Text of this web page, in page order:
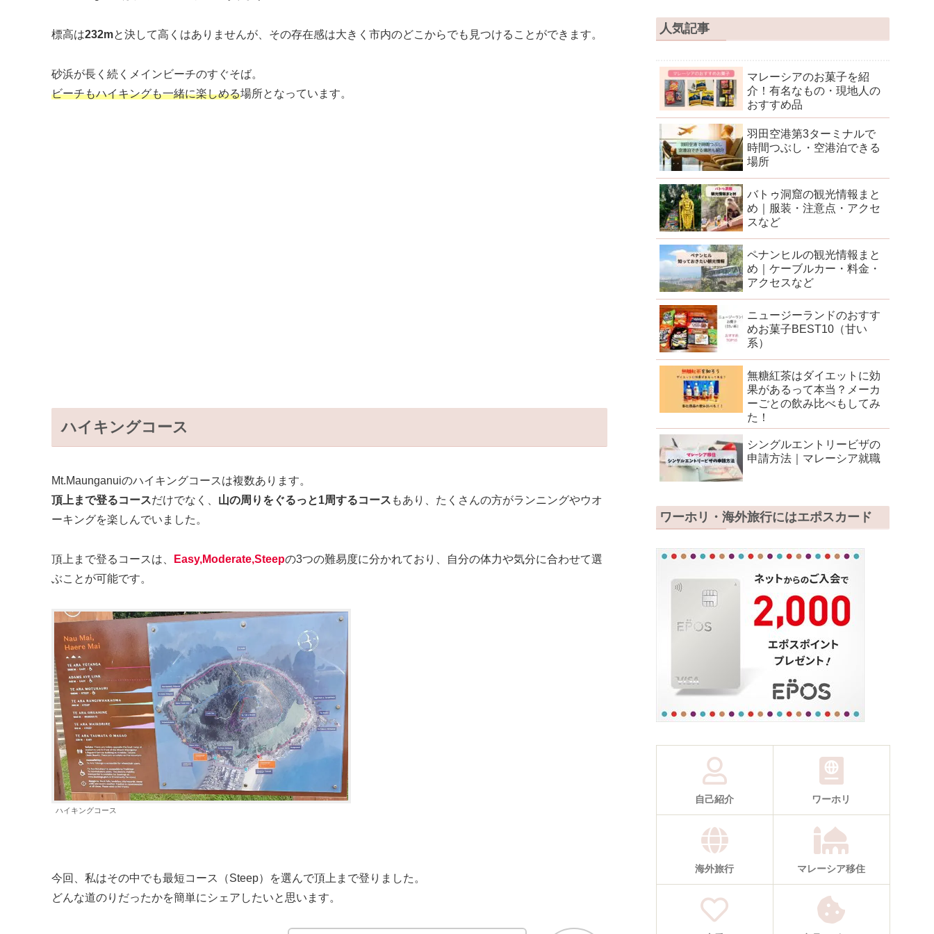
標高は232mと決して高くはありませんが、その存在感は大きく市内のどこからでも見つけることができます。
砂浜が長く続くメインビーチのすぐそば。
ビーチもハイキングも一緒に楽しめる場所となっています。
ハイキングコース
Mt.Maunganuiのハイキングコースは複数あります。
頂上まで登るコースだけでなく、 山の周りをぐるっと1周するコース もあり、たくさんの方がランニングやウオ
ーキングを楽しんでいました。
頂上まで登るコースは、 Easy,Moderate,Steepの3つの難易度に分かれており、自分の体力や気分に合わせて選
ぶことが可能です。
ハイキングコース
今回、私はその中でも最短コース（Steep）を選んで頂上まで登りました。
どんな道のりだったかを簡単にシェアしたいと思います。
人気記事
マレーシアのお菓子を紹
介！有名なもの・現地人の
おすすめ品
羽田空港第3ターミナルで
時間つぶし・空港泊できる
場所
バトゥ洞窟の観光情報まと
め｜服装・注意点・アクセ
スなど
ペナンヒルの観光情報まと
め｜ケーブルカー・料金・
アクセスなど
ニュージーランドのおすす
めお菓子BEST10（甘い
系）
無糖紅茶はダイエットに効
果があるって本当？メーカ
ーごとの飲み比べもしてみ
た！
シングルエントリービザの
申請方法｜マレーシア就職
ワーホリ・海外旅行にはエポスカード
自己紹介 ワーホリ
海外旅行 マレーシア移住